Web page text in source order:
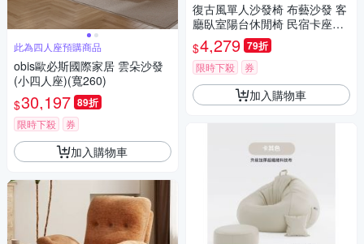
此為四人座預購商品
obis歐必斯國際家居 雲朵沙發
(小四人座)(寬260)
$30,197 89折
限時下殺 券
加入購物車
復古風單人沙發椅 布藝沙發 客
廳臥室陽台休閒椅 民宿卡座椅
羊羔絨懶人靠背椅
$4,279 79折
限時下殺 券
加入購物車